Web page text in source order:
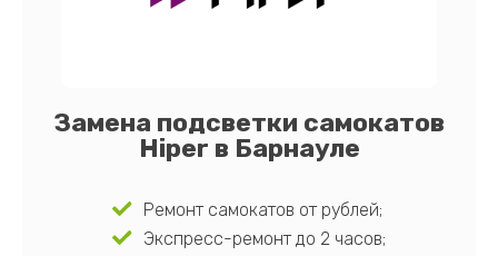
Замена подсветки самокатов
Hiper в Барнауле
Ремонт самокатов от рублей;
Экспресс-ремонт до 2 часов;